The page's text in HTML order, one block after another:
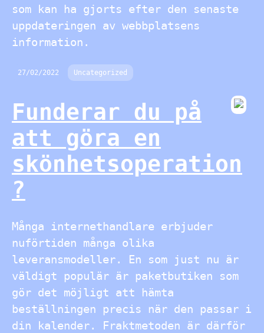
som kan ha gjorts efter den senaste
uppdateringen av webbplatsens
information.
27/02/2022 Uncategorized
Funderar du på
att göra en
skönhetsoperation
?
Många internethandlare erbjuder
nuförtiden många olika
leveransmodeller. En som just nu är
väldigt populär är paketbutiken som
gör det möjligt att hämta
beställningen precis när den passar i
din kalender. Fraktmetoden är därför